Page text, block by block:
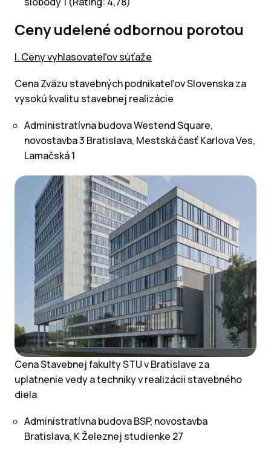
Ceny udelené odbornou porotou
I. Ceny vyhlasovateľov súťaže
Cena Zväzu stavebných podnikateľov Slovenska za
vysokú kvalitu stavebnej realizácie
Administratívna budova Westend Square,
novostavba 3 Bratislava, Mestská časť Karlova Ves,
Lamačská 1
Cena Stavebnej fakulty STU v Bratislave za
uplatnenie vedy a techniky v realizácii stavebného
diela
Administratívna budova BSP, novostavba
Bratislava, K Železnej studienke 27